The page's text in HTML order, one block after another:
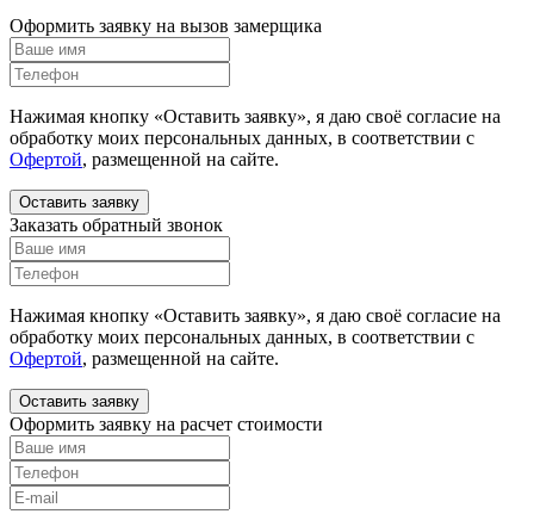
Оформить заявку на вызов замерщика
Нажимая кнопку «Оставить заявку», я даю своё согласие на
обработку моих персональных данных, в соответствии с
Офертой, размещенной на сайте.
Оставить заявку
Заказать обратный звонок
Нажимая кнопку «Оставить заявку», я даю своё согласие на
обработку моих персональных данных, в соответствии с
Офертой, размещенной на сайте.
Оставить заявку
Оформить заявку на расчет стоимости